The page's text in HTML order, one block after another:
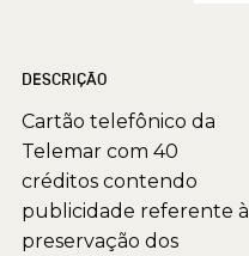
DESCRIÇÃO
Cartão telefônico da
Telemar com 40
créditos contendo
publicidade referente à
preservação dos